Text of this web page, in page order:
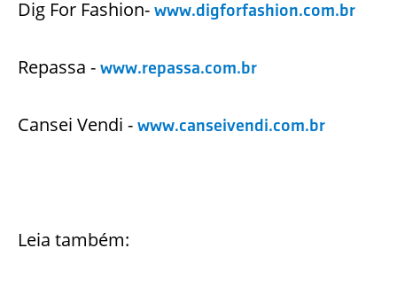
Dig For Fashion- www.digforfashion.com.br
Repassa - www.repassa.com.br
Cansei Vendi - www.canseivendi.com.br
Leia também: